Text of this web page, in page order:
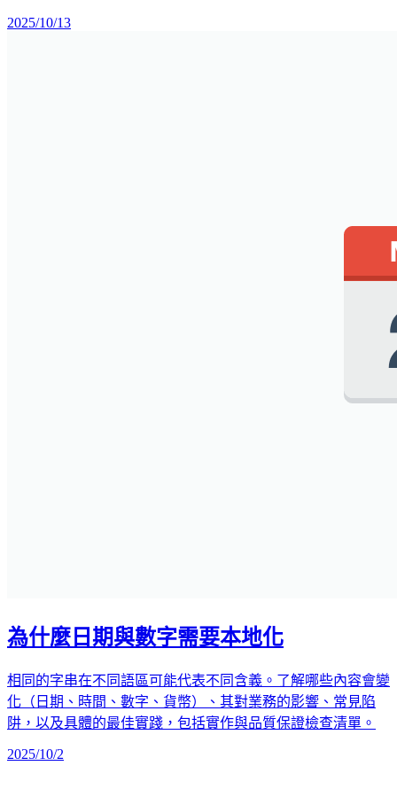
2025/10/13
為什麼日期與數字需要本地化
相同的字串在不同語區可能代表不同含義。了解哪些內容會變
化（日期、時間、數字、貨幣）、其對業務的影響、常見陷
阱，以及具體的最佳實踐，包括實作與品質保證檢查清單。
2025/10/2